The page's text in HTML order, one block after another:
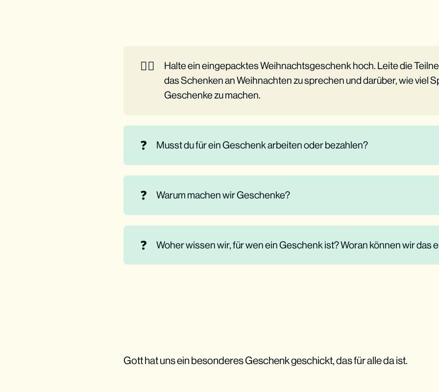
👉🏼
Halte ein eingepacktes Weihnachtsgeschenk hoch. Leite die
das Schenken an Weihnachten zu sprechen und darüber, wie viel
Geschenke zu machen.
❓ Musst du für ein Geschenk arbeiten oder bezahlen?
❓ Warum machen wir Geschenke?
❓ Woher wissen wir, für wen ein Geschenk ist? Woran können wir das
Gott hat uns ein besonderes Geschenk geschickt, das für alle da ist.